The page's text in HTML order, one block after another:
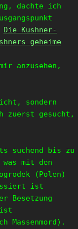
dachte ich
Die Kushner-
geheime
anzusehen,
sondern
zuerst gesucht,
suchend bis zu
mit den
(Polen)
ist
Besetzung
ist
Massenmord).